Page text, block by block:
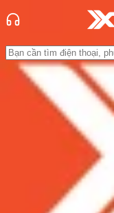
Trang chủ
Tin tức
Tin Mới
Đánh Giá -
Hỏi đáp
hàng - Sự kiện
Xiaomi